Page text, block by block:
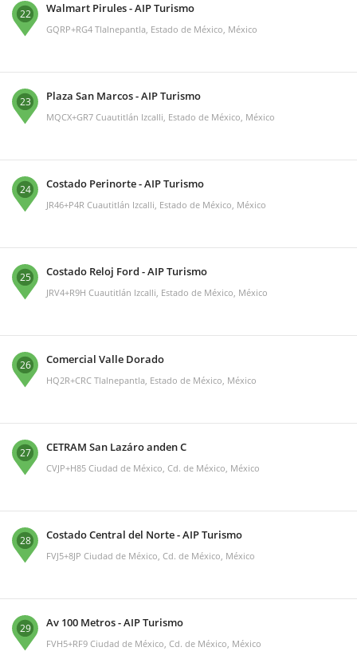
22 Walmart Pirules - AIP Turismo
GQRP+RG4 Tlalnepantla, Estado de México, México
23 Plaza San Marcos - AIP Turismo
MQCX+GR7 Cuautitlán Izcalli, Estado de México, México
24 Costado Perinorte - AIP Turismo
JR46+P4R Cuautitlán Izcalli, Estado de México, México
25 Costado Reloj Ford - AIP Turismo
JRV4+R9H Cuautitlán Izcalli, Estado de México, México
26 Comercial Valle Dorado
HQ2R+CRC Tlalnepantla, Estado de México, México
27 CETRAM San Lazáro anden C
CVJP+H85 Ciudad de México, Cd. de México, México
28 Costado Central del Norte - AIP Turismo
FVJ5+8JP Ciudad de México, Cd. de México, México
29 Av 100 Metros - AIP Turismo
FVH5+RF9 Ciudad de México, Cd. de México, México